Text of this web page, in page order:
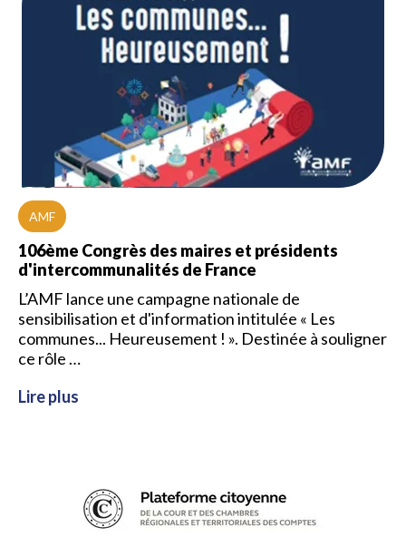
AMF
106ème Congrès des maires et présidents
d'intercommunalités de France
L’AMF lance une campagne nationale de
sensibilisation et d'information intitulée « Les
communes... Heureusement ! ». Destinée à souligner
ce rôle …
Lire plus